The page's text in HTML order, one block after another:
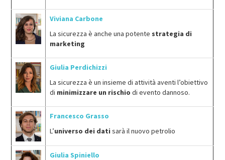
Viviana Carbone
La sicurezza è anche una potente strategia di
marketing
Giulia Perdichizzi
La sicurezza è un insieme di attività aventi l’obiettivo
di minimizzare un rischio di evento dannoso.
Francesco Grasso
L’universo dei dati sarà il nuovo petrolio
Giulia Spiniello